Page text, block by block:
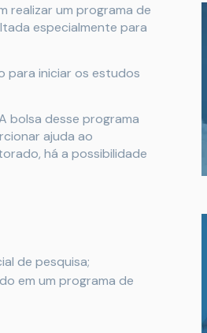
realizar um programa de
especialmente para
para iniciar os estudos
bolsa desse programa
ajuda ao
há a possibilidade
de pesquisa;
em um programa de